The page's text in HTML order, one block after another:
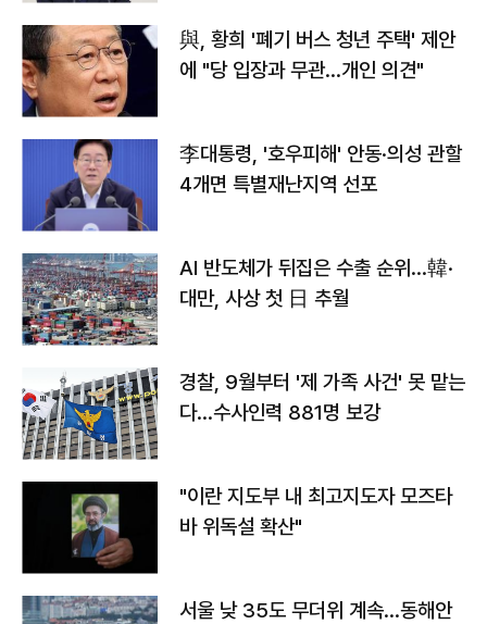
與, 황희 '폐기 버스 청년 주택' 제안
에 "당 입장과 무관…개인 의견"
李대통령, '호우피해' 안동·의성 관할
4개면 특별재난지역 선포
AI 반도체가 뒤집은 수출 순위…韓·
대만, 사상 첫 日 추월
경찰, 9월부터 '제 가족 사건' 못 맡는
다…수사인력 881명 보강
"이란 지도부 내 최고지도자 모즈타
바 위독설 확산"
서울 낮 35도 무더위 계속…동해안